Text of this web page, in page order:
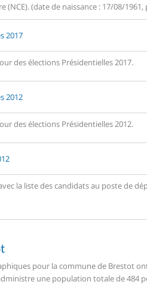
(NCE). (date de naissance : 17/08/
2017
des élections Présidentielles 2017.
2012
des élections Présidentielles 2012.
la liste des candidats au poste de
pour la commune de Brestot
une population totale de 484